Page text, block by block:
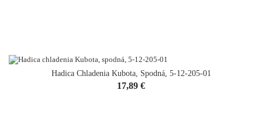
Hadica Chladenia Kubota, Spodná, 5-12-205-01
Cena
17,89 €